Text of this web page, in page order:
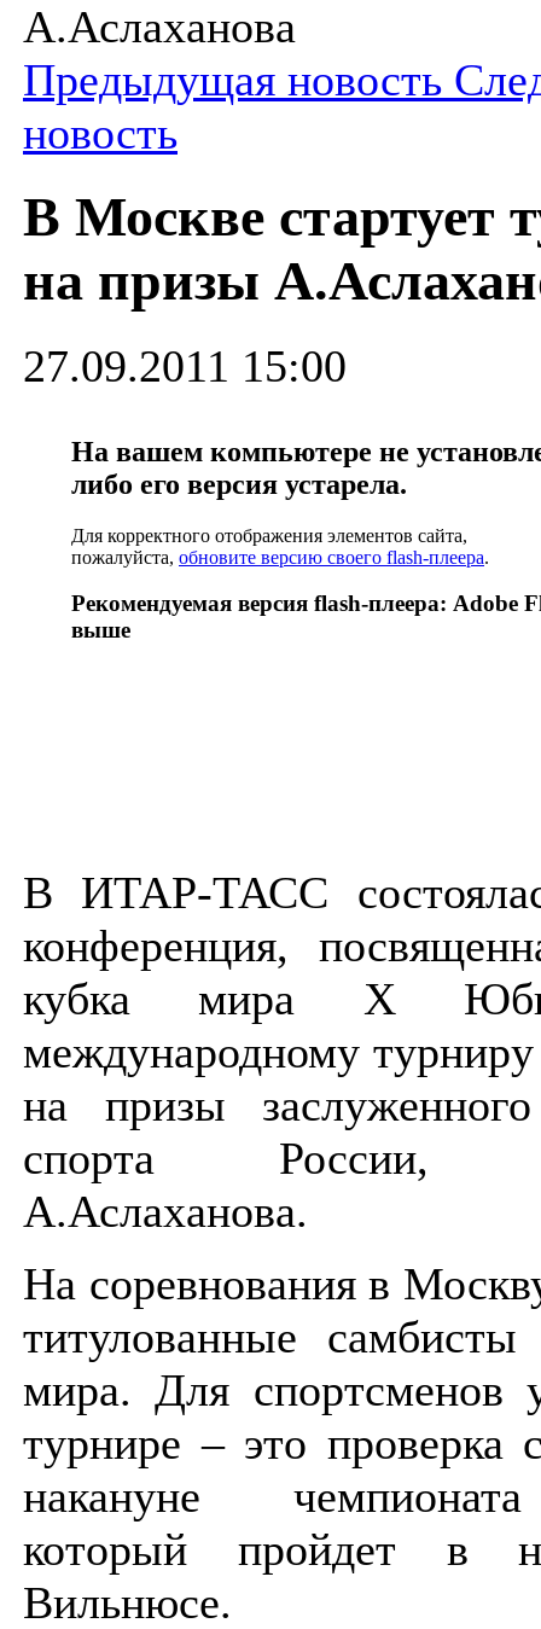
А.Аслаханова
Предыдущая новость
новость
В Москве стартует
на призы
27.09.2011 15:00
На вашем компьютере не
либо его версия устарела.
Для корректного отображения элементов сайта,
пожалуйста, обновите версию своего flash-плеера.
Рекомендуемая версия flash-плеера: Adobe
выше
В ИТАР-ТАСС
конференция,
кубка мира X
международному
на призы
спорта России,
А.Аслаханова.
На соревнования в
титулованные самбисты
мира. Для спортсменов
турнире – это проверка
накануне
который пройдет в
Вильнюсе.